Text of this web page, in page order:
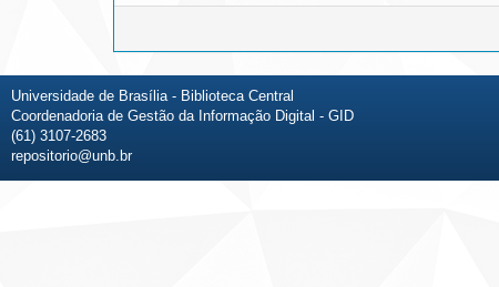
Universidade de Brasília - Biblioteca Central
Coordenadoria de Gestão da Informação Digital - GID
(61) 3107-2683
repositorio@unb.br